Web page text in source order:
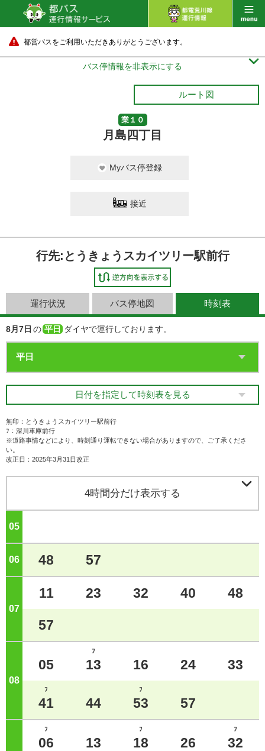
都営バスをご利用いただきありがとうございます。
バス停情報を非表示にする 
ルート図
業１０
月島四丁目
Myバス停登録
接近
行先:とうきょうスカイツリー駅前行
運行状況 バス停地図 時刻表
8月7日 の 平日 ダイヤで運行しております。
日付を指定して時刻表を見る
無印：とうきょうスカイツリー駅前行
ﾌ：深川車庫前行
※道路事情などにより、時刻通り運転できない場合がありますので、ご了承くださ
い。
改正日：2025年3月31日改正
4時間分だけ表示する 
05
06 48 57
07 ジ
11 23 32 40 48
57
08 ジ
05
ﾌ
13 16 24 33
ﾌ
41 44
ﾌ
53 57
ﾌ
06 13
ﾌ
18 26
ﾌ
32